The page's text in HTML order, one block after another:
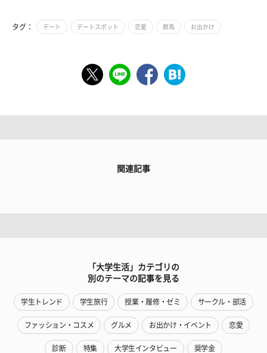
タグ： デート デートスポット 恋愛 群馬 お出かけ
関連記事
「大学生活」カテゴリの
別のテーマの記事を見る
学生トレンド 学生旅行 授業・履修・ゼミ サークル・部活
ファッション・コスメ グルメ お出かけ・イベント 恋愛
診断 特集 大学生インタビュー 奨学金